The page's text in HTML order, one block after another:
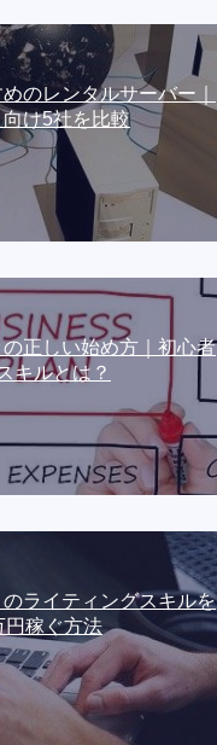
のレンタルサーバー｜
け5社を比較
正しい始め方｜初心者
キルとは？
ライティングスキルを
円稼ぐ方法